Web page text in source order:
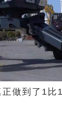
正做到了1比1